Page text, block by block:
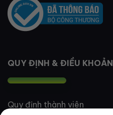
QUY ĐỊNH & ĐIỀU KHOẢN
Quy định thành viên